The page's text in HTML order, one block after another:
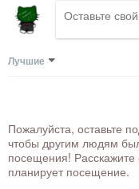
Лучшие
Пожалуйста, оставьте
чтобы другим людям
посещения! Расскажите
планирует посещение.